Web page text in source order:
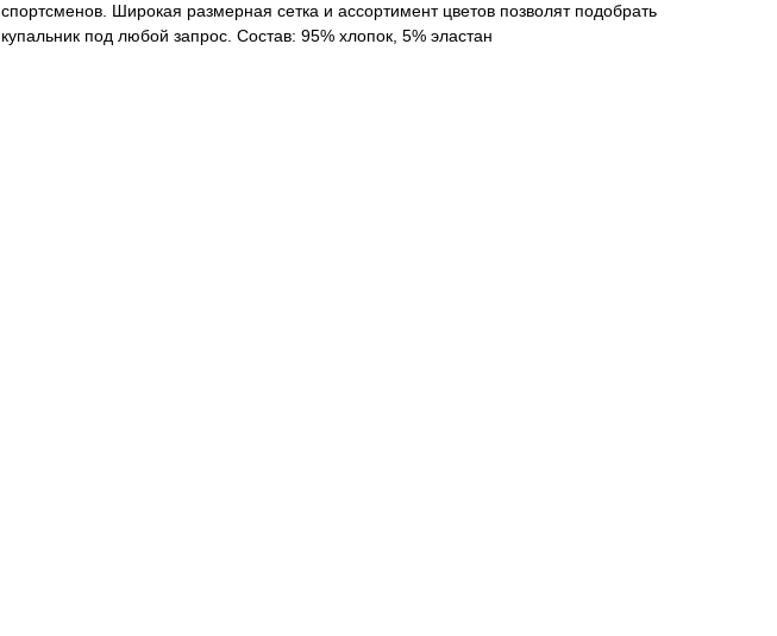
спортсменов. Широкая размерная сетка и ассортимент цветов позволят подобрать
купальник под любой запрос. Состав: 95% хлопок, 5% эластан